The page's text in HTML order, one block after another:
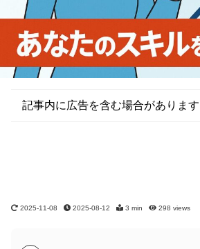
2025-11-08 2025-08-12 3 min 298 views
記事内に広告を含む場合があります